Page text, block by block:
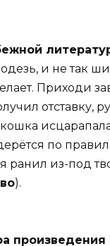
и не так
Приходи
отставку,
по
ранил из-под
).
произведения